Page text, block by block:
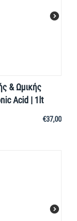
& Ωμικής
Acid | 1lt
€37,00